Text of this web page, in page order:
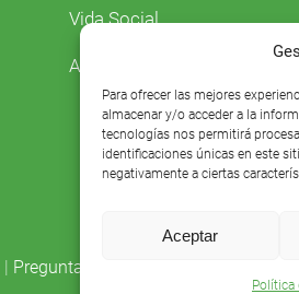
Para ofrecer las mejores
almacenar y/o acceder a la
tecnologías nos permitirá
identificaciones únicas en este
negativamente a ciertas
Aceptar
Política
Vida Social
Agenda
| Preguntas frecuentes